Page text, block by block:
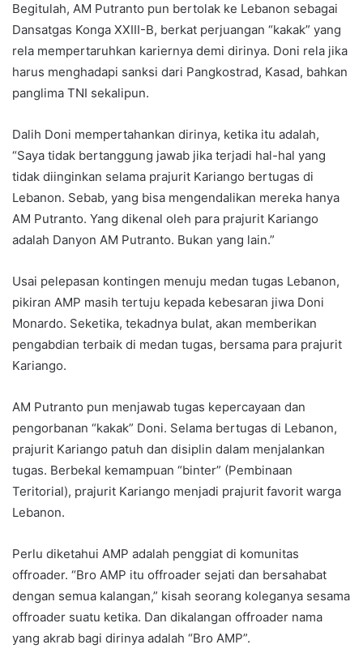
Begitulah, AM Putranto pun bertolak ke Lebanon sebagai
Dansatgas Konga XXIII-B, berkat perjuangan “kakak” yang
rela mempertaruhkan kariernya demi dirinya. Doni rela jika
harus menghadapi sanksi dari Pangkostrad, Kasad, bahkan
panglima TNI sekalipun.
Dalih Doni mempertahankan dirinya, ketika itu adalah,
“Saya tidak bertanggung jawab jika terjadi hal-hal yang
tidak diinginkan selama prajurit Kariango bertugas di
Lebanon. Sebab, yang bisa mengendalikan mereka hanya
AM Putranto. Yang dikenal oleh para prajurit Kariango
adalah Danyon AM Putranto. Bukan yang lain.”
Usai pelepasan kontingen menuju medan tugas Lebanon,
pikiran AMP masih tertuju kepada kebesaran jiwa Doni
Monardo. Seketika, tekadnya bulat, akan memberikan
pengabdian terbaik di medan tugas, bersama para prajurit
Kariango.
AM Putranto pun menjawab tugas kepercayaan dan
pengorbanan “kakak” Doni. Selama bertugas di Lebanon,
prajurit Kariango patuh dan disiplin dalam menjalankan
tugas. Berbekal kemampuan “binter” (Pembinaan
Teritorial), prajurit Kariango menjadi prajurit favorit warga
Lebanon.
Perlu diketahui AMP adalah penggiat di komunitas
offroader. “Bro AMP itu offroader sejati dan bersahabat
dengan semua kalangan,” kisah seorang koleganya sesama
offroader suatu ketika. Dan dikalangan offroader nama
yang akrab bagi dirinya adalah “Bro AMP”.